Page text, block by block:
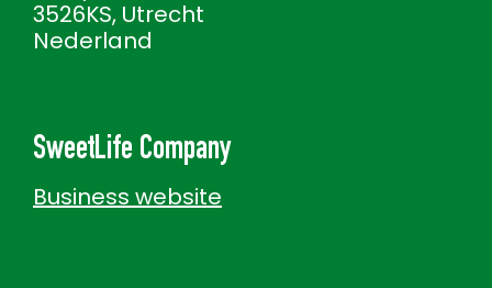
3526KS, Utrecht
Nederland
SweetLife Company
Business website